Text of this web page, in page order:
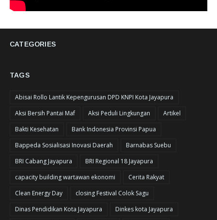
CATEGORIES
TAGS
Abisai Rollo Lantik Kepengurusan DPD KNPI Kota Jayapura
Aksi Bersih Pantai Maf
Aksi Peduli Lingkungan
Artikel
Bakti Kesehatan
Bank Indonesia Provinsi Papua
Bappeda Sosialisasi Inovasi Daerah
Barnabas Suebu
BRI Cabang Jayapura
BRI Regional 18 Jayapura
capacity building wartawan ekonomi
Cerita Rakyat
Clean Energy Day
closing Festival Colok Sagu
Dinas Pendidikan Kota Jayapura
Dinkes kota Jayapura